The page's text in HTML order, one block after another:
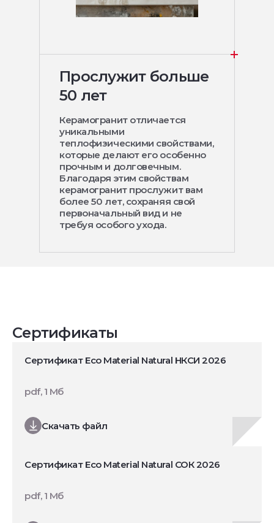
Прослужит больше
50 лет
Керамогранит отличается
уникальными
теплофизическими свойствами,
которые делают его особенно
прочным и долговечным.
Благодаря этим свойствам
керамогранит прослужит вам
более 50 лет, сохраняя свой
первоначальный вид и не
требуя особого ухода.
Сертификаты
Сертификат Eco Material Natural НКСИ 2026
Скачать файл
pdf, 1 Мб
Сертификат Eco Material Natural СОК 2026
pdf, 1 Мб